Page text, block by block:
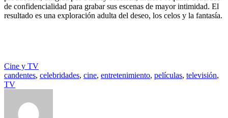
de confidencialidad para grabar sus escenas de mayor intimidad. El
resultado es una exploración adulta del deseo, los celos y la fantasía.
Cine y TV
candentes, celebridades, cine, entretenimiento, películas, televisión,
TV